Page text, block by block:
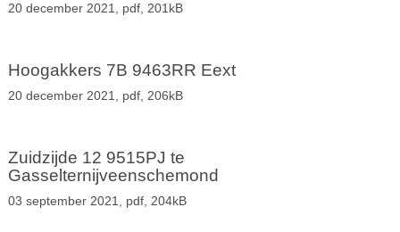
20 december 2021, pdf, 201kB
Hoogakkers 7B 9463RR Eext
20 december 2021, pdf, 206kB
Zuidzijde 12 9515PJ te
Gasselternijveenschemond
03 september 2021, pdf, 204kB